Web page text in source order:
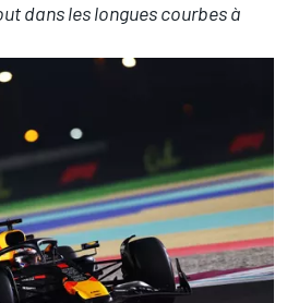
dans les longues courbes à